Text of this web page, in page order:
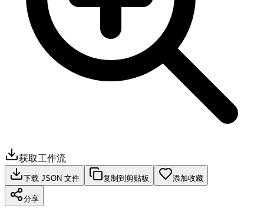
获取工作流
下载 JSON 文件 复制到剪贴板 添加收藏
分享